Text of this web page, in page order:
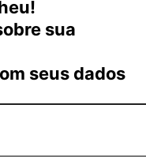
sua
seus dados